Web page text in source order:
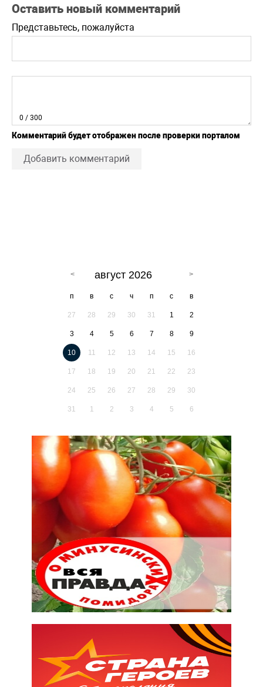
Оставить новый комментарий
Представьтесь, пожалуйста
0 / 300
Комментарий будет отображен после проверки порталом
Добавить комментарий
август 2026
п в с ч п с в
27 28 29 30 31 1 2
3 4 5 6 7 8 9
10 11 12 13 14 15 16
17 18 19 20 21 22 23
24 25 26 27 28 29 30
31 1 2 3 4 5 6